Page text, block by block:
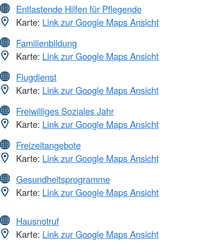
Entlastende Hilfen für Pflegende
Karte: Link zur Google Maps Ansicht
Familienbildung
Karte: Link zur Google Maps Ansicht
Flugdienst
Karte: Link zur Google Maps Ansicht
Freiwilliges Soziales Jahr
Karte: Link zur Google Maps Ansicht
Freizeitangebote
Karte: Link zur Google Maps Ansicht
Gesundheitsprogramme
Karte: Link zur Google Maps Ansicht
Hausnotruf
Karte: Link zur Google Maps Ansicht